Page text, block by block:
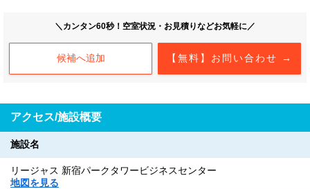
＼カンタン60秒！空室状況・お見積りなどお気軽に／
【無料】お問い合わせ →
候補へ追加
アクセス/施設概要
施設名
リージャス 新宿パークタワービジネスセンター
地図を見る